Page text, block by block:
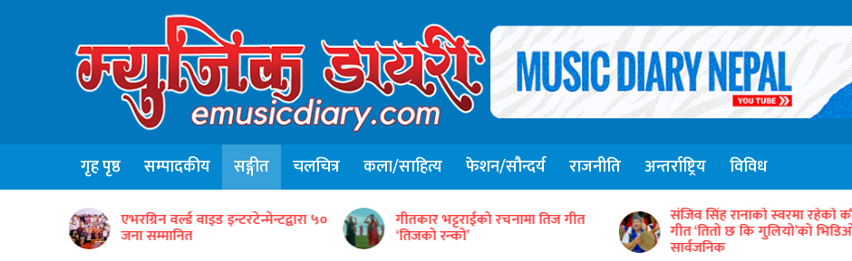
गृह पृष्ठ सम्पादकीय सङ्गीत चलचित्र कला/साहित्य फेशन/सौन्दर्य राजनीति अन्तर्राष्ट्रिय विविध
एभरग्रिन वर्ल्ड वाइड इन्टरटेन्मेन्टद्वारा ५०
जना सम्मानित
गीतकार भट्टराईको रचनामा तिज गीत
‘तिजको रन्को’
संजिव सिंह रानाको स्वरमा रहेको
गीत ‘तितो छ कि गुलियो’को
सार्वजनिक